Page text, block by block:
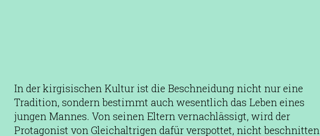
In der kirgisischen Kultur ist die Beschneidung nicht nur eine
Tradition, sondern bestimmt auch wesentlich das Leben eines
jungen Mannes. Von seinen Eltern vernachlässigt, wird der
Protagonist von Gleichaltrigen dafür verspottet, nicht beschnitten